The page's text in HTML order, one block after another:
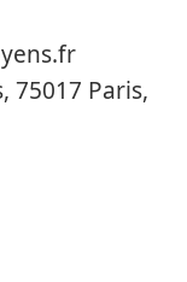
75017 Paris,